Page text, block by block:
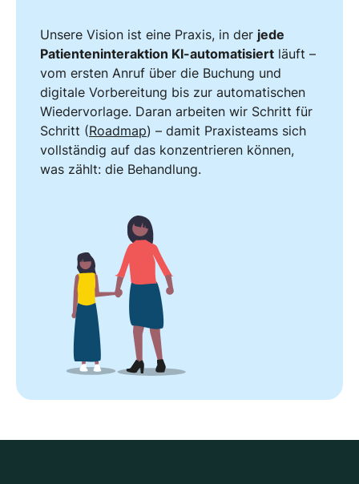
Unsere Vision ist eine Praxis, in der jede
Patienteninteraktion KI-automatisiert läuft –
vom ersten Anruf über die Buchung und
digitale Vorbereitung bis zur automatischen
Wiedervorlage. Daran arbeiten wir Schritt für
Schritt (Roadmap) – damit Praxisteams sich
vollständig auf das konzentrieren können,
was zählt: die Behandlung.